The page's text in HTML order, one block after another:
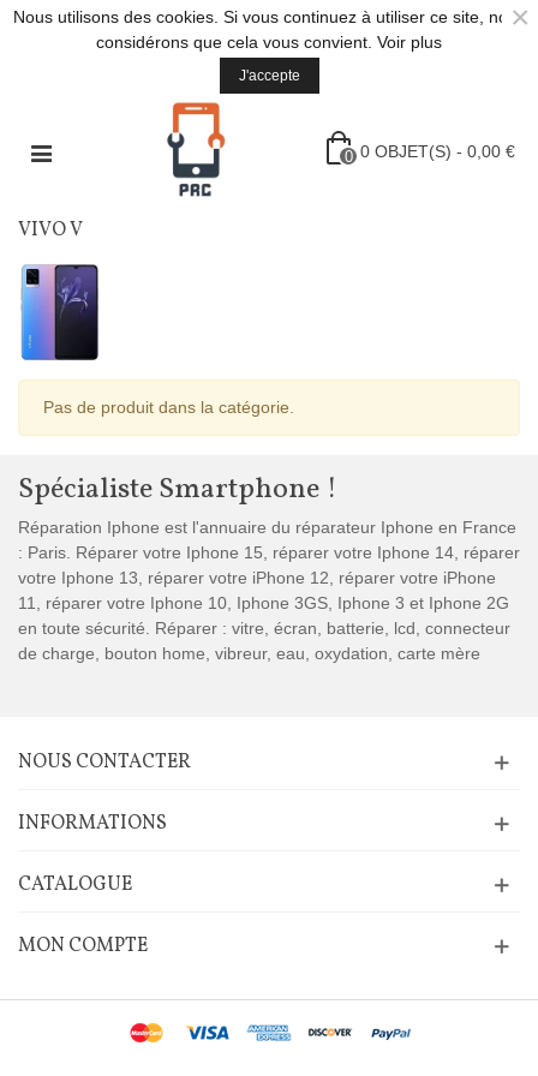
Nous utilisons des cookies. Si vous continuez à utiliser ce site, nous
considérons que cela vous convient. Voir plus
J'accepte
×
0 0 OBJET(S) - 0,00 €
VIVO V
Pas de produit dans la catégorie.
Spécialiste Smartphone !
Réparation Iphone est l'annuaire du réparateur Iphone en France
: Paris. Réparer votre Iphone 15, réparer votre Iphone 14, réparer
votre Iphone 13, réparer votre iPhone 12, réparer votre iPhone
11, réparer votre Iphone 10, Iphone 3GS, Iphone 3 et Iphone 2G
en toute sécurité. Réparer : vitre, écran, batterie, lcd, connecteur
de charge, bouton home, vibreur, eau, oxydation, carte mère
NOUS CONTACTER
INFORMATIONS
CATALOGUE
MON COMPTE